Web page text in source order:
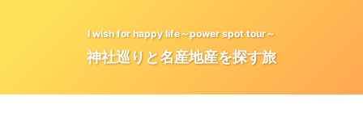
I wish for happy life～power spot tour～
神社巡りと名産地産を探す旅